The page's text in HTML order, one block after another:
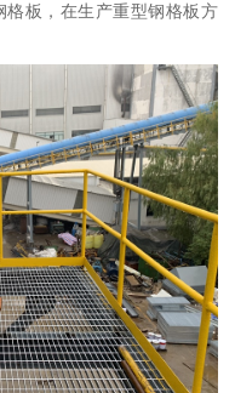
板，在生产重型钢格板方